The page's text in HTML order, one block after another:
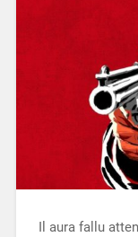
Il aura fallu